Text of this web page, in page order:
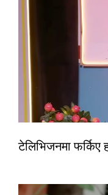
टेलिभिजनमा फर्किए